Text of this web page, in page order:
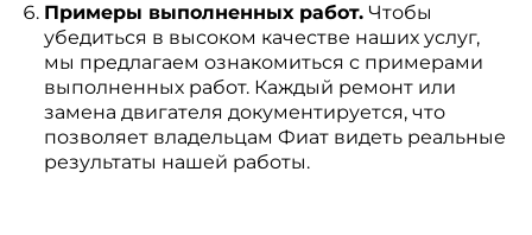
Примеры выполненных работ.Чтобы
убедиться в высоком качестве наших услуг,
мы предлагаем ознакомиться с примерами
выполненных работ. Каждый ремонт или
замена двигателя документируется, что
позволяет владельцам Фиат видеть реальные
результаты нашей работы.